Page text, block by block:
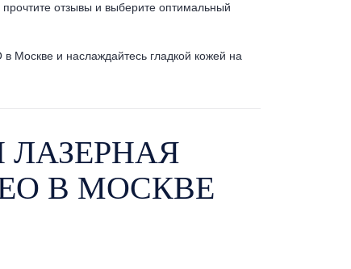
отзывы и выберите оптимальный
Москве и наслаждайтесь гладкой кожей на
В МОСКВЕ